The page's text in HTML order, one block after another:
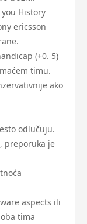
History
ericsson
(+0. 5)
timu.
ako
odlučuju.
preporuka je
aspects ili
tima